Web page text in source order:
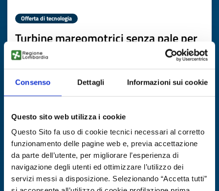
Consenso Dettagli Informazioni sui cookie
Questo sito web utilizza i cookie
Questo Sito fa uso di cookie tecnici necessari al corretto
funzionamento delle pagine web e, previa accettazione
da parte dell’utente, per migliorare l’esperienza di
navigazione degli utenti ed ottimizzare l’utilizzo dei
servizi messi a disposizione. Selezionando “Accetta tutti”
Offerta di tecnologia
Turbine mareomotrici senza pale per
energia continua
ID EEN: TOGB20251118014
SCOPRI DI PIÙ →
Scade il22 dicembre 2026